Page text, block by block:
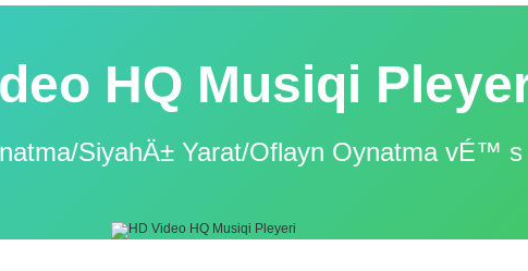
HQ Musiqi
SiyahÄ± Yarat/Oflayn Oynatma vÉ™ s